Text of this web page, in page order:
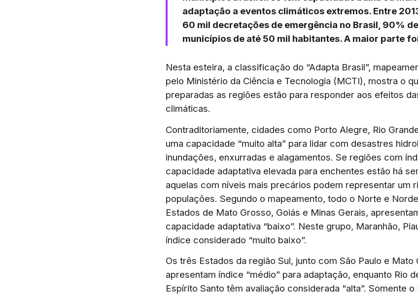
adaptação a eventos climáticos extremos. Entre
60 mil decretações de emergência no Brasil, 90%
municípios de até 50 mil habitantes. A maior parte
Nesta esteira, a classificação do “Adapta Brasil”,
pelo Ministério da Ciência e Tecnologia (MCTI), mostra o
preparadas as regiões estão para responder aos efeitos
climáticas.
Contraditoriamente, cidades como Porto Alegre, Rio
uma capacidade “muito alta” para lidar com desastres
inundações, enxurradas e alagamentos. Se regiões com
capacidade adaptativa elevada para enchentes estão há
aquelas com níveis mais precários podem representar um
populações. Segundo o mapeamento, todo o Norte e
Estados de Mato Grosso, Goiás e Minas Gerais,
capacidade adaptativa “baixo”. Neste grupo, Maranhão,
índice considerado “muito baixo”.
Os três Estados da região Sul, junto com São Paulo e Mato
apresentam índice “médio” para adaptação, enquanto Rio
Espírito Santo têm avaliação considerada “alta”. Somente